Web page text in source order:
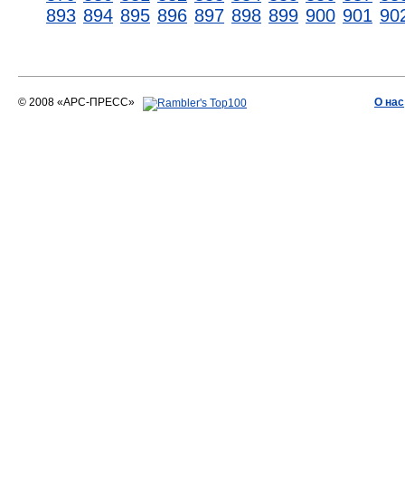
893 894 895 896 897 898 899 900 901
© 2008 «АРС-ПРЕСС» О нас